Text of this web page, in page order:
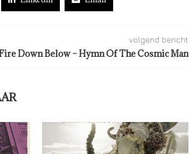
volgend bericht
Down Below – Hymn Of The Cosmic Man